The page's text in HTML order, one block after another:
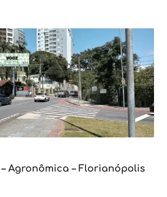
Agronômica – Florianópolis